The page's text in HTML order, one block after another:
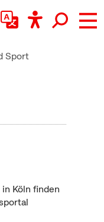
Sport
Köln finden